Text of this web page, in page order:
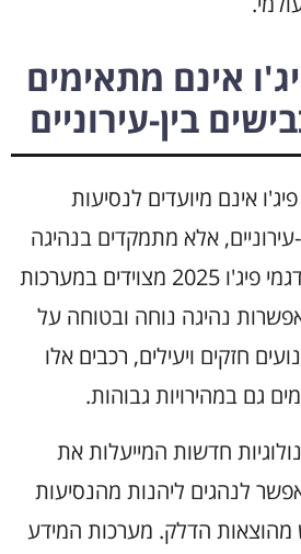
15: פיג'ו אינם מתאימים
בין-עירוניים
אינם מיועדים לנסיעות
עירוניים, אלא מתמקדים בנהיגה
עירונית בלבד. אולם, דגמי פיג'ו 2025 מצוידים במערכות
נהיגה נוחה ובטוחה על
חזקים ויעילים, רכבים אלו
גם במהירויות גבוהות.
חדשות המייעלות את
לנהגים ליהנות מהנסיעות
מהוצאות הדלק. מערכות המידע